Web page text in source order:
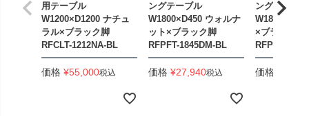
用テーブル
W1200×D1200 ナチュ
ラル×ブラック脚
RFCLT-1212NA-BL
価格 ¥55,000税込
ングテーブル
W1800×D450 ウォルナ
ット×ブラック脚
RFPFT-1845DM-BL
価格 ¥27,940税込
ングテーブル
×ブラック脚
RFPFT-
価格